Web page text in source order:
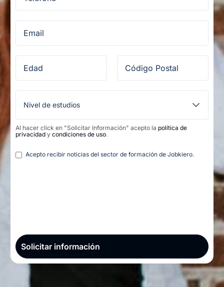
Al hacer click en "Solicitar Información" acepto la política de
privacidad y condiciones de uso.
Legal
Acepto recibir noticias del sector de formación de Jobkiero.